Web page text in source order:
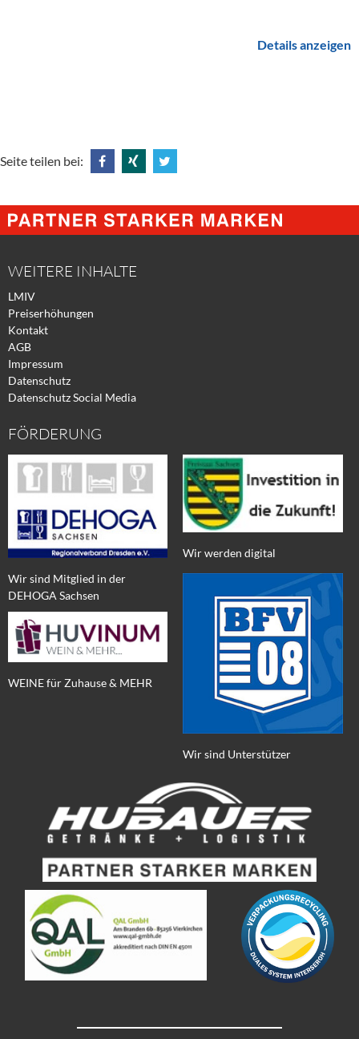
Details anzeigen
Seite teilen bei:
@
Facebook
@
Xing
@
Twitter
WEITERE INHALTE
LMIV
Preiserhöhungen
Kontakt
AGB
Impressum
Datenschutz
Datenschutz Social Media
FÖRDERUNG
Wir sind Mitglied in der
DEHOGA Sachsen
WEINE für Zuhause & MEHR
Wir werden digital
Wir sind Unterstützer